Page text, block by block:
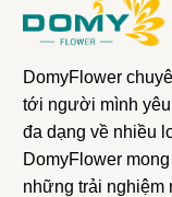
DomyFlower
tới người mình
đa dạng về nhiều
DomyFlower
những trải nghiệm